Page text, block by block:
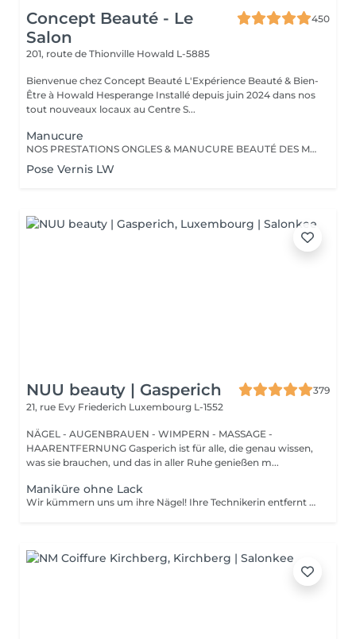
Concept Beauté - Le
Salon
450
201, route de Thionville Howald L-5885
Bienvenue chez Concept Beauté L'Expérience Beauté & Bien-
Être à Howald Hesperange Installé depuis juin 2024 dans nos
tout nouveaux locaux au Centre S...
Manucure
NOS PRESTATIONS ONGLES & MANUCURE BEAUTÉ DES MAINS Manucure & Soin Nourrissant Offrez à vos mains un soin complet avec une manucure experte comprenant : Limage et mise en forme des ongles Soins des cuticules pour un contour net Massage nourrissant avec des soins hydratants ProNails En supplément : Application d'un vernis Longwear ou semi-permanent (en option) Une pause bien-être idéale pour retrouver des mains soignées et élégantes. OPTIONS À LA CARTE Personnalisez votre soin ! Selon vos envies, vous pouvez compléter votre manucure avec : Pose de vernis Longwear Pour une touche de couleur élégante Vernis semi-permanent Tenue parfaite jusqu'à 3 semaines Soin Spa Complet des mains Exfoliation, masque nourrissant et massage profond pour une détente absolue Offrez à vos mains un soin sur-mesure, réalisé par nos professionnelles expertes ! Notre équipe est composée d'expertes hautement qualifiées, dont certaines sont formatrices en onglerie dans notre centre Concept Beauté Distribution. Nous maîtrisons les dernières tendances et techniques pour garantir des prestations d'exception. Besoin d'un conseil personnalisé ? Nous sommes là pour vous guider vers la meilleure option selon votre type d'ongles et votre style de vie. Offrez à vos mains et à vos pieds l'expertise qu'ils méritent avec ProNails et notre équipe d'expertes !
Pose Vernis LW
NUU beauty | Gasperich
379
21, rue Evy Friederich Luxembourg L-1552
NÄGEL - AUGENBRAUEN - WIMPERN - MASSAGE -
HAARENTFERNUNG Gasperich ist für alle, die genau wissen,
was sie brauchen, und das in aller Ruhe genießen m...
Maniküre ohne Lack
Wir kümmern uns um ihre Nägel! Ihre Technikerin entfernt sanft abgestorbene hautzellen, feilt und formt ihre Nägel und poliert die oberfläche für ein glattes, natürliches finish. Unsere meister bieten kantige, hardware- oder kombinierte manicures an, je nach ihren wünschen. Wie wird eine manicure ohne nagellack durchgeführt? - raue haut wird sanft entfernt - die form der nagelplatte wird behutsam korrigiert - die Nagelhaut und seitlichen ränder werden sorgfältig bearbeitet - Nagelhautöl und handcreme werden aufgetragen, um zu pflegen und zu hydratisieren Altersbeschränkung: empfohlen ab 14 Jahren. Nachbehandlungsempfehlungen: es sind keine speziellen Nachbehandlungen erforderlich. Häufigkeit: alle 3 Wochen.